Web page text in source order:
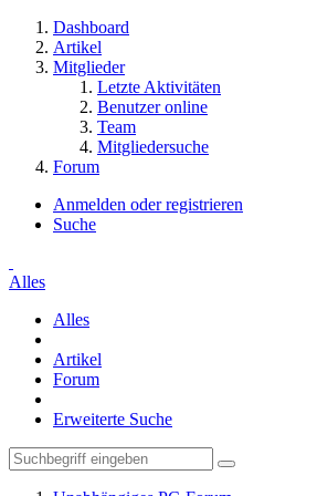
Dashboard
Artikel
Mitglieder
Letzte Aktivitäten
Benutzer online
Team
Mitgliedersuche
Forum
Anmelden oder registrieren
Suche
Alles
Alles
Artikel
Forum
Erweiterte Suche